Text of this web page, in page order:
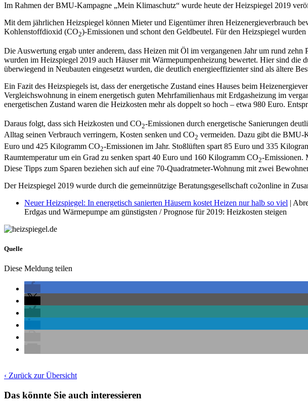
Im Rahmen der BMU-Kampagne „Mein Klimaschutz“ wurde heute der Heizspiegel 2019
Mit dem jährlichen Heizspiegel können Mieter und Eigentümer ihren Heizenergieverbrauch
Kohlenstoffdioxid (CO2)-Emissionen und schont den Geldbeutel. Für den Heizspiegel
Die Auswertung ergab unter anderem, dass Heizen mit Öl im vergangenen Jahr um rund
wurden im Heizspiegel 2019 auch Häuser mit Wärmepumpenheizung bewertet. Hier sind die
überwiegend in Neubauten eingesetzt wurden, die deutlich energieeffizienter sind als ältere
Ein Fazit des Heizspiegels ist, dass der energetische Zustand eines Hauses beim
Vergleichswohnung in einem energetisch guten Mehrfamilienhaus mit Erdgasheizung im
energetischen Zustand waren die Heizkosten mehr als doppelt so hoch – etwa 980 Euro.
Daraus folgt, dass sich Heizkosten und CO2-Emissionen durch energetische Sanierungen
Alltag seinen Verbrauch verringern, Kosten senken und CO2 vermeiden. Dazu gibt die BMU-
Euro und 425 Kilogramm CO2-Emissionen im Jahr. Stoßlüften spart 85 Euro und 335
Raumtemperatur um ein Grad zu senken spart 40 Euro und 160 Kilogramm CO2-Emissionen.
Diese Tipps zum Sparen beziehen sich auf eine 70-Quadratmeter-Wohnung mit zwei
Der Heizspiegel 2019 wurde durch die gemeinnützige Beratungsgesellschaft co2online in
Neuer Heizspiegel: In energetisch sanierten Häusern kostet Heizen nur halb so viel |
Erdgas und Wärmepumpe am günstigsten / Prognose für 2019: Heizkosten steigen
Quelle
Diese Meldung teilen
‹ Zurück zur Übersicht
Das könnte Sie auch interessieren